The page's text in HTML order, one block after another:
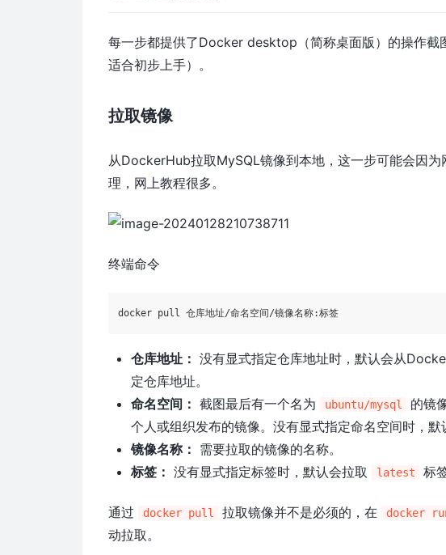
每一步都提供了Docker desktop（简称桌面版）的操作截
适合初步上手）。
拉取镜像
从DockerHub拉取MySQL镜像到本地，这一步可能会因
理，网上教程很多。
终端命令
仓库地址： 没有显式指定仓库地址时，默认会从
定仓库地址。
命名空间： 截图最后有一个名为 ubuntu/mysql 的镜
个人或组织发布的镜像。没有显式指定命名空间时，默
镜像名称： 需要拉取的镜像的名称。
标签： 没有显式指定标签时，默认会拉取 latest 标
通过 docker pull 拉取镜像并不是必须的，在 docker
动拉取。